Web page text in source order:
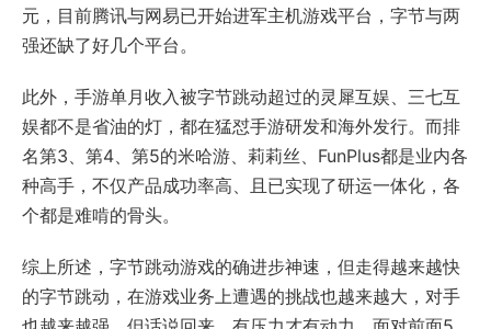
元，目前腾讯与网易已开始进军主机游戏平台，字节与两
强还缺了好几个平台。
此外，手游单月收入被字节跳动超过的灵犀互娱、三七互
娱都不是省油的灯，都在猛怼手游研发和海外发行。而排
名第3、第4、第5的米哈游、莉莉丝、FunPlus都是业内各
种高手，不仅产品成功率高、且已实现了研运一体化，各
个都是难啃的骨头。
综上所述，字节跳动游戏的确进步神速，但走得越来越快
的字节跳动，在游戏业务上遭遇的挑战也越来越大，对手